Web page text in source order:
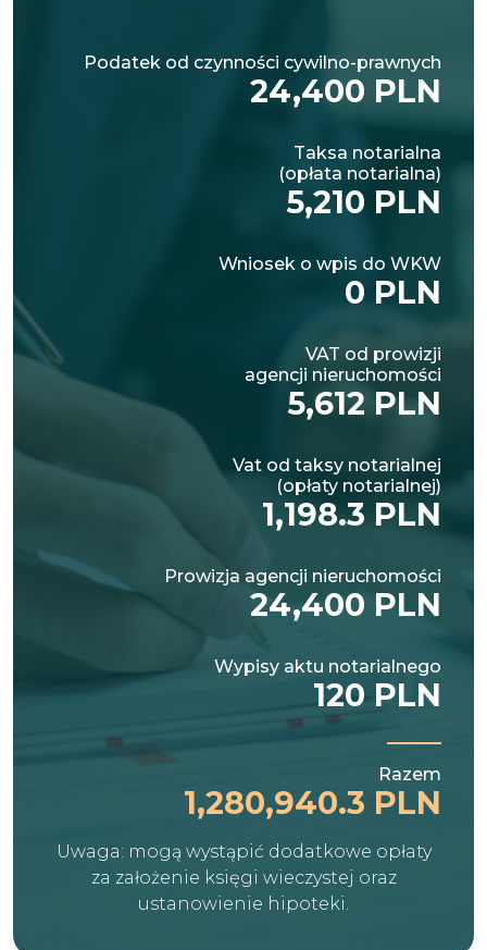
Podatek od czynności cywilno-prawnych
24,400 PLN
Taksa notarialna
(opłata notarialna)
5,210 PLN
Wniosek o wpis do WKW
0 PLN
VAT od prowizji
agencji nieruchomości
5,612 PLN
Vat od taksy notarialnej
(opłaty notarialnej)
1,198.3 PLN
Prowizja agencji nieruchomości
24,400 PLN
Wypisy aktu notarialnego
120 PLN
Razem
1,280,940.3 PLN
Uwaga: mogą wystąpić dodatkowe opłaty
za założenie księgi wieczystej oraz
ustanowienie hipoteki.